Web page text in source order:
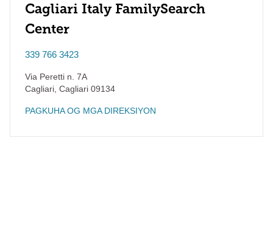
Cagliari Italy FamilySearch
Center
339 766 3423
Via Peretti n. 7A
Cagliari Cagliari 09134
PAGKUHA OG MGA DIREKSIYON